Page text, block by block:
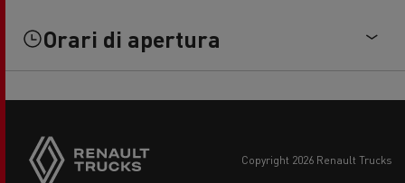
Orari di apertura
copyright 2026 Renault Trucks